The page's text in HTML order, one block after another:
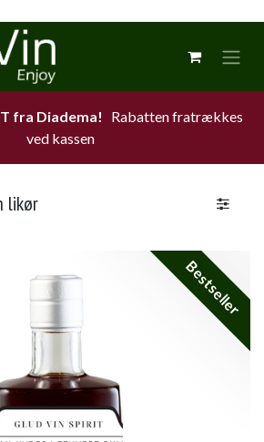
fra Diadema!
Rabatten fratrækkes
ved kassen
likør
Bestseller